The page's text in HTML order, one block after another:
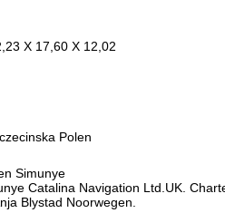
X 17,60 X 12,02
Polen
Simunye
Catalina Navigation Ltd.UK.
Blystad Noorwegen.